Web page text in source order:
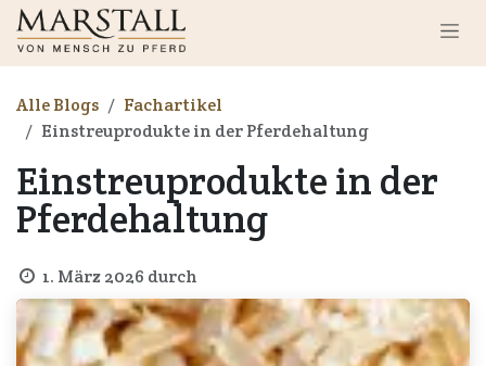
Zum Inhalt springen
Alle Blogs
Fachartikel
Einstreuprodukte in der Pferdehaltung
Einstreuprodukte in der
Pferdehaltung
1. März 2026 durch